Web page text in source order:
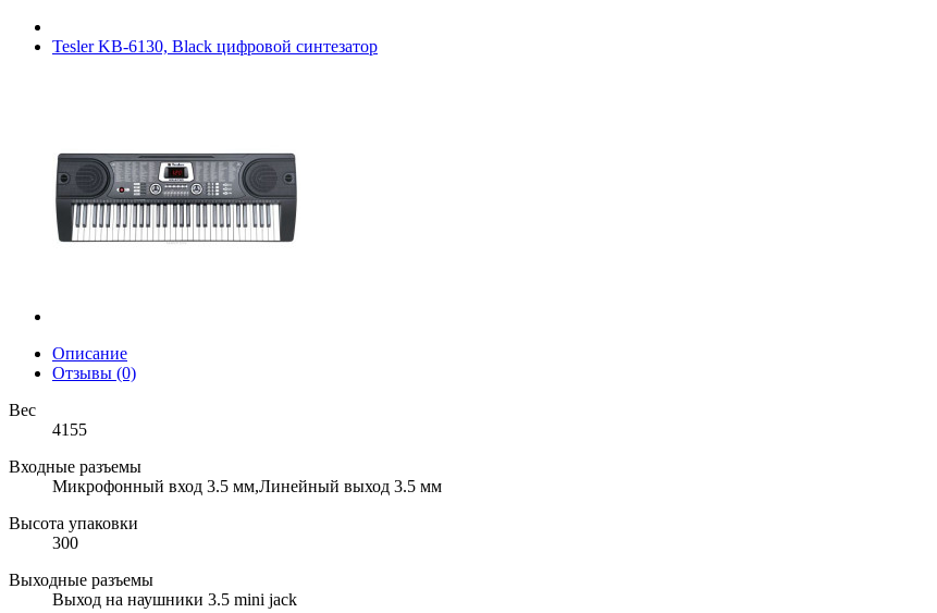
Tesler KB-6130, Black цифровой синтезатор
Описание
Отзывы (0)
Вес
4155
Входные разъемы
Микрофонный вход 3.5 мм,Линейный выход 3.5 мм
Высота упаковки
300
Выходные разъемы
Выход на наушники 3.5 mini jack